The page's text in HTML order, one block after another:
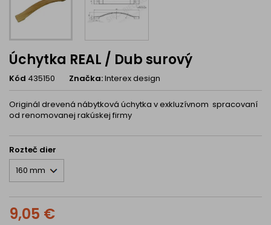
Úchytka REAL / Dub surový
Kód 435150 Značka:Interex design
Originál drevená nábytková úchytka v exkluzívnom spracovaní
od renomovanej rakúskej firmy
Rozteč dier
9,05 €